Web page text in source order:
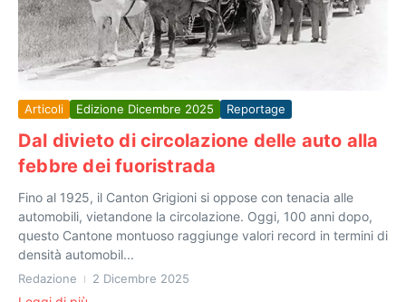
Articoli Edizione Dicembre 2025 Reportage
Dal divieto di circolazione delle auto alla
febbre dei fuoristrada
Fino al 1925, il Canton Grigioni si oppose con tenacia alle
automobili, vietandone la circolazione. Oggi, 100 anni dopo,
questo Cantone montuoso raggiunge valori record in termini di
densità automobil...
Redazione 2 Dicembre 2025